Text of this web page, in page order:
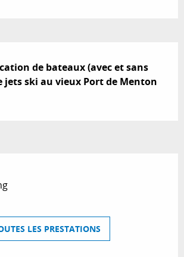
de bateaux (avec et sans
jets ski au vieux Port de Menton
LES PRESTATIONS